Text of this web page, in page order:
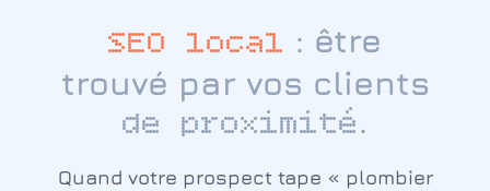
SEO local : être
trouvé par vos clients
de proximité.
Quand votre prospect tape « plombier